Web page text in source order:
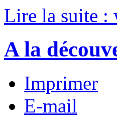
Lire la suite :
A la
Imprimer
E-mail